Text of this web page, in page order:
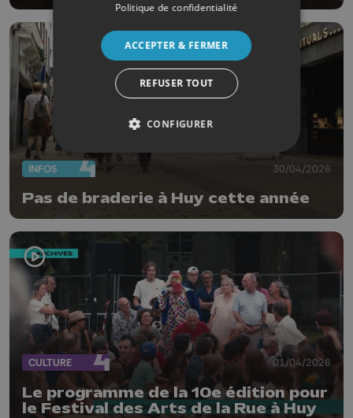
INFOS 30/04/2026
Pas de braderie à Huy cette année
CULTURE 01/04/2026
Le programme de la 10e édition pour
le Festival des Arts de la Rue à Huy
Politique de confidentialité
ACCEPTER & FERMER
REFUSER TOUT
CONFIGURER